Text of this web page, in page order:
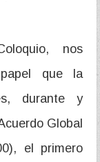
nos
que la
durante y
Global
el primero